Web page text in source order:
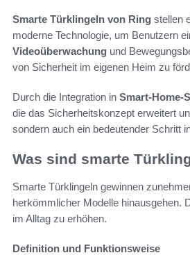
Smarte Türklingeln von Ring stellen
moderne Technologie, um Benutzern
Videoüberwachung und
von Sicherheit im eigenen Heim zu
Durch die Integration in Smart-Home-
die das Sicherheitskonzept erweitert
sondern auch ein bedeutender Schritt
Was sind smarte
Smarte Türklingeln gewinnen
herkömmlicher Modelle hinausgehen.
im Alltag zu erhöhen.
Definition und Funktionsweise